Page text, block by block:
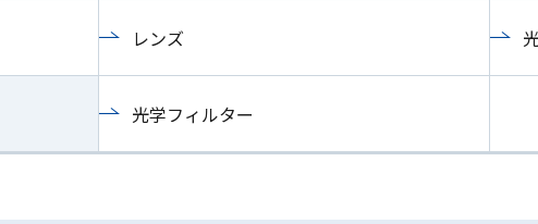
レンズ
光学フィルター